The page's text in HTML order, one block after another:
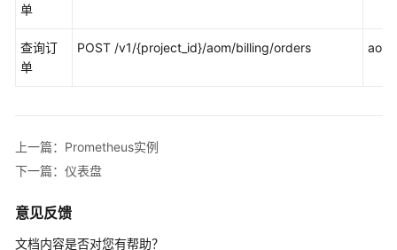
览
用
API
API
单
查询订
单
POST /v1/{project_id}/aom/billing/orders
上一篇：Prometheus实例
下一篇：仪表盘
意见反馈
文档内容是否对您有帮助？